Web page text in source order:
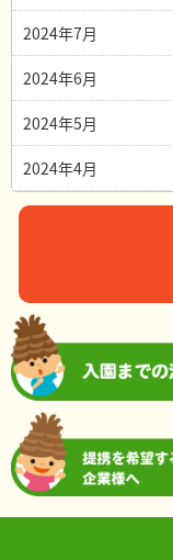
2024年7月
2024年6月
2024年5月
2024年4月